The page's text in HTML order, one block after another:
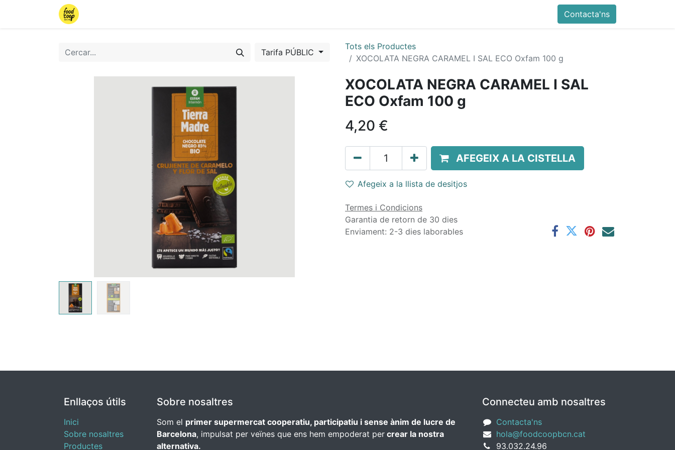
Contacta'ns
Tarifa PÚBLIC
Tots els Productes
XOCOLATA NEGRA CARAMEL I SAL ECO Oxfam 100 g
XOCOLATA NEGRA CARAMEL I SAL
ECO Oxfam 100 g
4,20 €
AFEGEIX A LA CISTELLA
Afegeix a la llista de desitjos
Termes i Condicions
Garantia de retorn de 30 dies
Enviament: 2-3 dies laborables
Enllaços útils
Inici
Sobre nosaltres
Productes
Sobre nosaltres
Som el primer supermercat cooperatiu, participatiu i sense ànim de lucre de
Barcelona, impulsat per veïnes que ens hem empoderat per crear la nostra
alternativa.
Connecteu amb nosaltres
Contacta'ns
hola@foodcoopbcn.cat
93.032.24.96